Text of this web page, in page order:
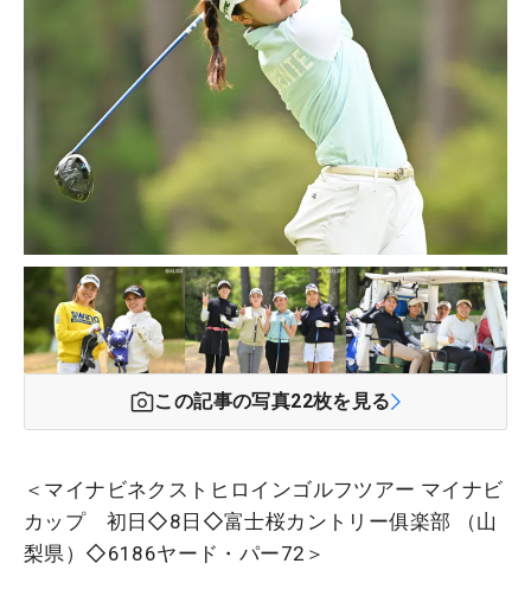
この記事の写真22枚を見る
＜マイナビネクストヒロインゴルフツアー マイナビ
カップ 初日◇8日◇富士桜カントリー俱楽部 （山
梨県）◇6186ヤード・パー72＞